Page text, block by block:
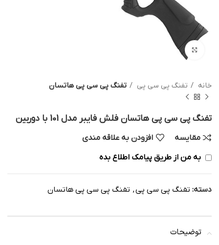
بزرگنمایی تصویر
خانه تفنگ پی سی پی تفنگ پی سی پی هاتسان
تفنگ پی سی پی هاتسان فلش فایبر مدل 101 با دوربین
مقایسه افزودن به علاقه مندی
به من از طریق پیامک اطلاع بده
دسته: تفنگ پی سی پی, تفنگ پی سی پی هاتسان
توضیحات